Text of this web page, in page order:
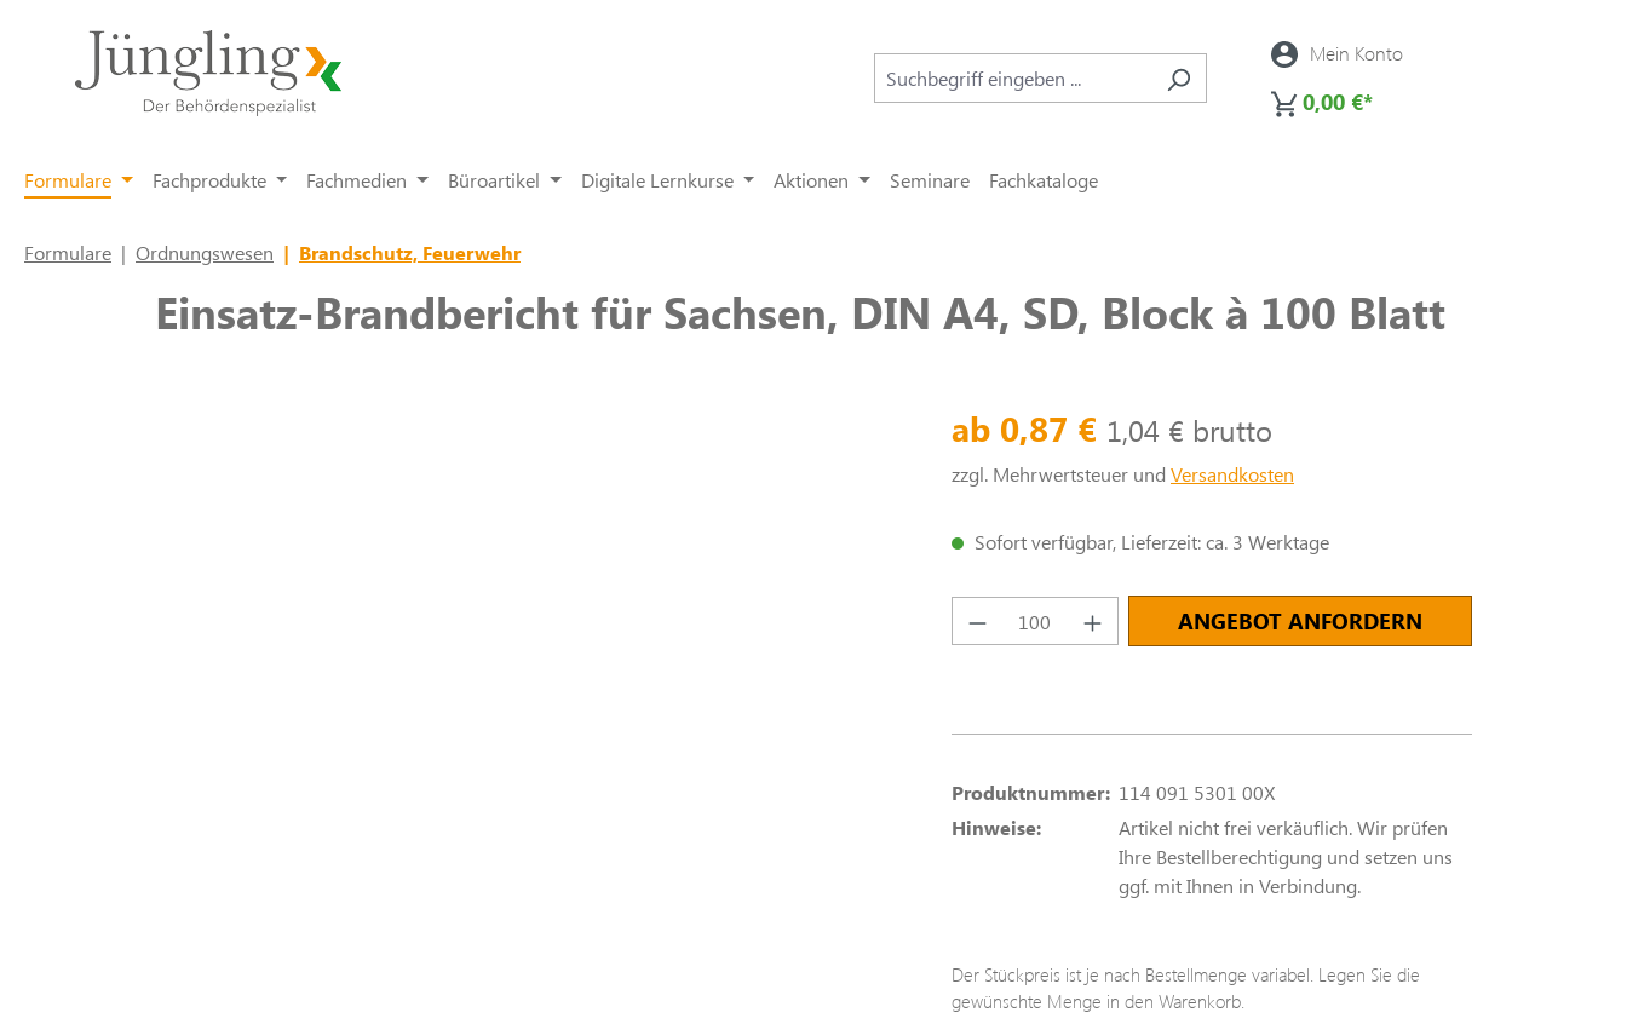
Zur Hauptnavigation springen
Mein Konto
0,00 €*
Formulare Fachprodukte Fachmedien Büroartikel Digitale Lernkurse Aktionen Seminare Fachkataloge
Formulare | Ordnungswesen | Brandschutz, Feuerwehr
Einsatz-Brandbericht für Sachsen, DIN A4, SD, Block à 100 Blatt
ab 0,87 € 1,04 € brutto
zzgl. Mehrwertsteuer und Versandkosten
Sofort verfügbar, Lieferzeit: ca. 3 Werktage
Produkt Anzahl: Gib den gewünschten Wert ein
ANGEBOT ANFORDERN
Produktnummer: 114 091 5301 00X
Hinweise:
Artikel nicht frei verkäuflich. Wir prüfen
Ihre Bestellberechtigung und setzen uns
ggf. mit Ihnen in Verbindung.
Der Stückpreis ist je nach Bestellmenge variabel. Legen Sie die
gewünschte Menge in den Warenkorb.